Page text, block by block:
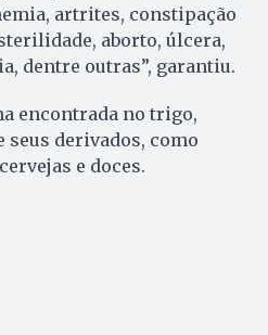
artrites, constipação
aborto, úlcera,
dentre outras”, garantiu.
encontrada no trigo,
seus derivados, como
e doces.